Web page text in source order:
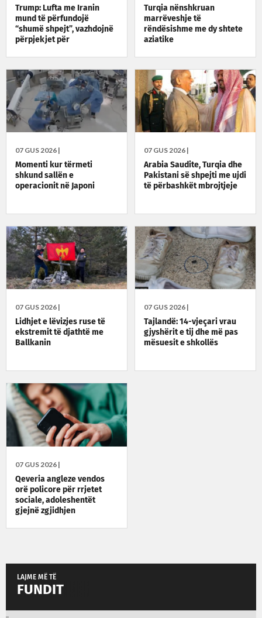
Trump: Lufta me Iranin
mund të përfundojë
“shumë shpejt”, vazhdojnë
përpjekjet për
Turqia nënshkruan
marrëveshje të
rëndësishme me dy shtete
aziatike
07 GUS 2026 |
Momenti kur tërmeti
shkund sallën e
operacionit në Japoni
07 GUS 2026 |
Arabia Saudite, Turqia dhe
Pakistani së shpejti me ujdi
të përbashkët mbrojtjeje
07 GUS 2026 |
Lidhjet e lëvizjes ruse të
ekstremit të djathtë me
Ballkanin
07 GUS 2026 |
Tajlandë: 14-vjeçari vrau
gjyshërit e tij dhe më pas
mësuesit e shkollës
07 GUS 2026 |
Qeveria angleze vendos
orë policore për rrjetet
sociale, adoleshentët
gjejnë zgjidhjen
LAJME MË TË
FUNDIT